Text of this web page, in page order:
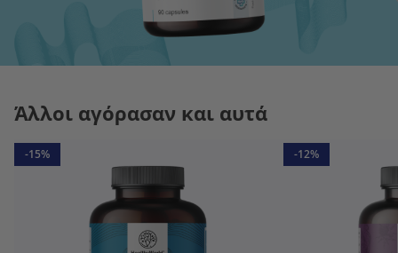
Άλλοι αγόρασαν και αυτά
-15% -12%